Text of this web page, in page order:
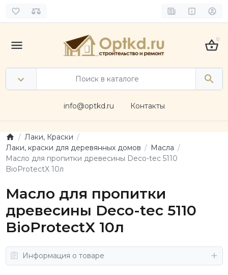
0
info@optkd.ru Контакты
Лаки, Краски
Лаки, краски для деревянных домов
Масла
Масло для пропитки древесины Deco-tec 5110
BioProtectX 10л
Масло для пропитки
древесины Deco-tec 5110
BioProtectX 10л
Информация о товаре